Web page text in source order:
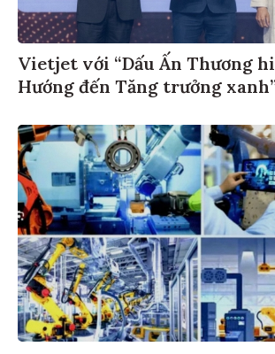
Vietjet với “Dấu Ấn Thương
Hướng đến Tăng trưởng